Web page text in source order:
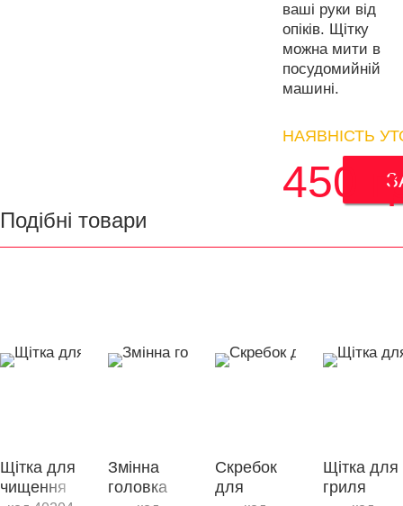
ваші руки від
опіків. Щітку
можна мити в
посудомийній
машині.
НАЯВНІСТЬ
450
Подібні товари
Щітка для
чищення
Змінна
головка
Скребок
для
Щітка для
гриля